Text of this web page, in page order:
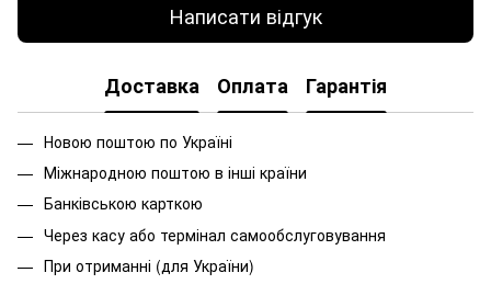
Написати відгук
Доставка Оплата Гарантія
Новою поштою по Україні
Міжнародною поштою в інші країни
Банківською карткою
Через касу або термінал самообслуговування
При отриманні (для України)